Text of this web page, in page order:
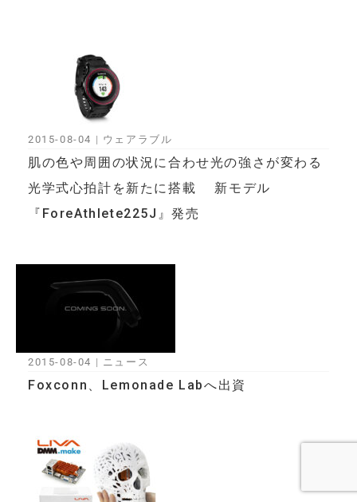
肌の色や周囲の状況に合わせ光の強さが変わる
光学式心拍計を新たに搭載 新モデル
『ForeAthlete225J』発売
2015-08-04 | ウェアラブル
Foxconn、Lemonade Labへ出資
2015-08-04 | ニュース